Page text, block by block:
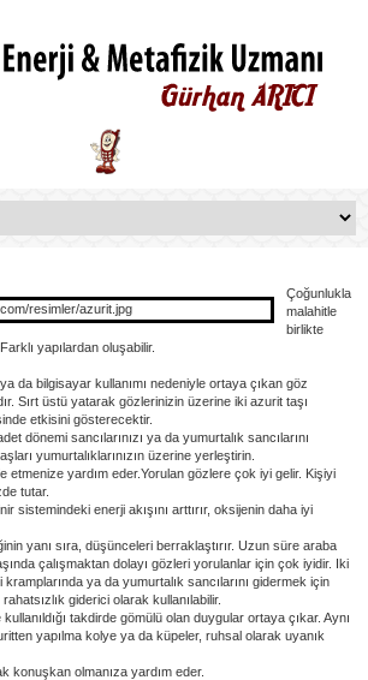
Çoğunlukla
malahitle
birlikte
yapılardan oluşabilir.
da bilgisayar kullanımı nedeniyle ortaya çıkan göz
Sırt üstü yatarak gözlerinizin üzerine iki azurit taşı
etkisini gösterecektir.
dönemi sancılarınızı ya da yumurtalık sancılarını
yumurtalıklarınızın üzerine yerleştirin.
etmenize yardım eder.Yorulan gözlere çok iyi gelir. Kişiyi
tutar.
sistemindeki enerji akışını arttırır, oksijenin daha iyi
yanı sıra, düşünceleri berraklaştırır. Uzun süre araba
çalışmaktan dolayı gözleri yorulanlar için çok iyidir. Iki
ya da yumurtalık sancılarını gidermek için
giderici olarak kullanılabilir.
takdirde gömülü olan duygular ortaya çıkar. Aynı
yapılma kolye ya da küpeler, ruhsal olarak uyanık
konuşkan olmanıza yardım eder.